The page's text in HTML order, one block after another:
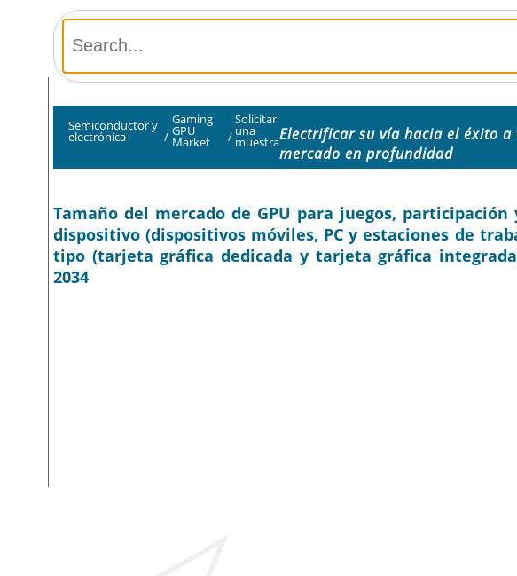
Semiconductor y
electrónica /
Gaming
GPU
Market /
Solicitar
una
muestraElectrificar su vía hacia el éxito
mercado en profundidad
Tamaño del mercado de GPU para juegos,
dispositivo (dispositivos móviles, PC y estaciones de
tipo (tarjeta gráfica dedicada y tarjeta gráfica
2034